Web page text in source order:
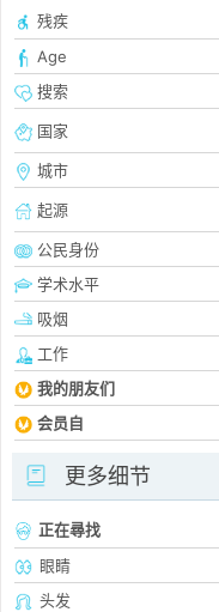
残疾
Age
搜索
国家
城市
起源
公民身份
学术水平
吸烟
工作
我的朋友们
会员自
更多细节
正在尋找
眼睛
头发